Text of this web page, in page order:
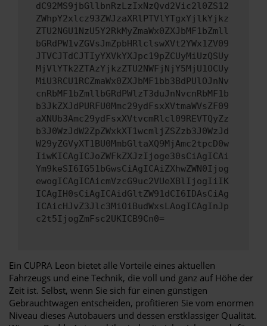
dC92MS9jbGllbnRzLzIxNzQvd2Vic2l0ZS12
ZWhpY2xlcz93ZWJzaXRlPTVlYTgxYjlkYjkz
ZTU2NGU1NzU5Y2RkMyZmaWx0ZXJbMF1bZmll
bGRdPW1vZGVsJmZpbHRlclswXVt2YWx1ZV09
JTVCJTdCJTIyYXVkYXJpc19pZCUyMiUzQSUy
MjVlYTk2ZTAzYjkzZTU2NWFjNjY5MjU1OCUy
MiU3RCU1RCZmaWx0ZXJbMF1bb3BdPUlOJnNv
cnRbMF1bZmllbGRdPWlzT3duJnNvcnRbMF1b
b3JkZXJdPURFU0Mmc29ydFsxXVtmaWVsZF09
aXNUb3Amc29ydFsxXVtvcmRlcl09REVTQyZz
b3J0WzJdW2ZpZWxkXT1wcmljZSZzb3J0WzJd
W29yZGVyXT1BU0MmbGltaXQ9MjAmc2tpcD0w
IiwKICAgICJoZWFkZXJzIjoge30sCiAgICAi
Ym9keSI6IG51bGwsCiAgICAiZXhwZWN0Ijog
ewogICAgICAicmVzcG9uc2VUeXBlIjogIiIK
ICAgIH0sCiAgICAidGltZW91dCI6IDAsCiAg
ICAicHJvZ3Jlc3MiOiBudWxsLAogICAgInJp
c2t5IjogZmFsc2UKICB9Cn0=
Ein CUPRA Leon bietet alle Vorteile eines aktuellen
Fahrzeugs und eine Technik, die voll und ganz auf Höhe der
Zeit ist. Selbst, wenn Sie sich für einen günstigen
Gebrauchtwagen entscheiden, profitieren Sie vom enormen
Niveau dieses Autobauers und dessen erstklassiger Qualität.